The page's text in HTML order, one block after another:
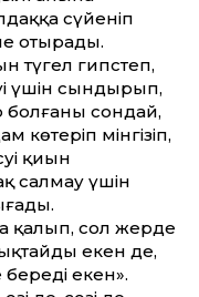
сүйеніп
отырады.
түгел гипстеп,
үшін сындырып,
болғаны сондай,
мінгізіп,
қиын
салмау үшін
қалып, сол жерде
екен де,
екен».